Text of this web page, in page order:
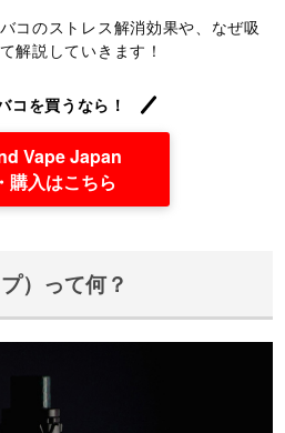
コのストレス解消効果や、なぜ吸
解説していきます！
コを買うなら！
Vape Japan
購入はこちら
）って何？